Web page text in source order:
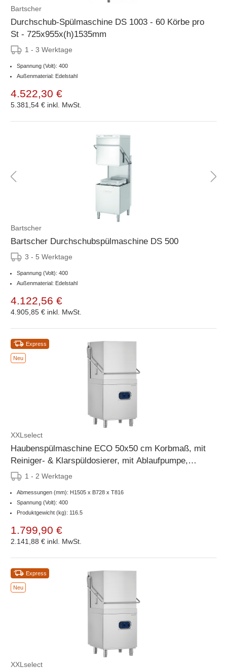
Bartscher
Durchschub-Spülmaschine DS 1003 - 60 Körbe pro
St - 725x955x(h)1535mm
1 - 3 Werktage
Spannung (Volt): 400
Außenmaterial: Edelstahl
4.522,30 €
5.381,54 € inkl. MwSt.
Bartscher
Bartscher Durchschubspülmaschine DS 500
3 - 5 Werktage
Spannung (Volt): 400
Außenmaterial: Edelstahl
4.122,56 €
4.905,85 € inkl. MwSt.
Express
Neu
XXLselect
Haubenspülmaschine ECO 50x50 cm Korbmaß, mit
Reiniger- & Klarspüldosierer, mit Ablaufpumpe,
Made in Europe, 400 V
1 - 2 Werktage
Abmessungen (mm): H1505 x B728 x T816
Spannung (Volt): 400
Produktgewicht (kg): 116.5
1.799,90 €
2.141,88 € inkl. MwSt.
Express
Neu
XXLselect